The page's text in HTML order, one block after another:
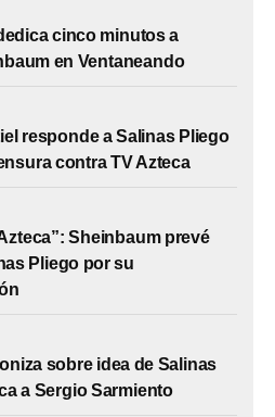
cinco minutos a
en Ventaneando
responde a Salinas Pliego
contra TV Azteca
Sheinbaum prevé
Pliego por su
sobre idea de Salinas
a Sergio Sarmiento